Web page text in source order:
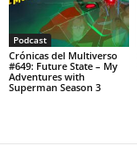
Podcast
Crónicas del Multiverso
#649: Future State – My
Adventures with
Superman Season 3